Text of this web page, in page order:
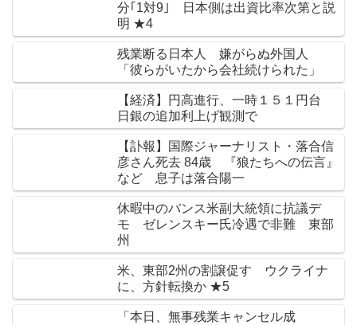
分｢1対9｣ 日本側は出資比率次第と説
明 ★4
残業断る日本人 嫌がらぬ外国人
「彼らがいたから会社続けられた」
【経済】円高進行、一時１５１円台
日銀の追加利上げ観測で
【訃報】国際ジャーナリスト・落合信
彦さん死去 84歳 『狼たちへの伝言』
など 息子は落合陽一
休暇中のバンス米副大統領に抗議デ
モ ゼレンスキー氏冷遇で非難 東部
州
米、東部2州の割譲促す ウクライナ
に、方針転換か ★5
「本日、無事残業キャンセル成